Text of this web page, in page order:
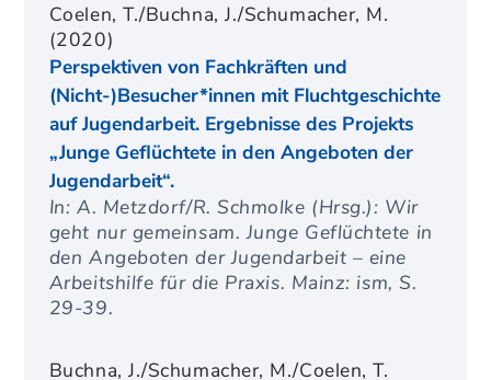
Perspektiven von Fachkräften und
(Nicht-)Besucher*innen mit Fluchtgeschichte
auf Jugendarbeit. Ergebnisse des Projekts
„Junge Geflüchtete in den Angeboten der
Jugendarbeit“.
Coelen, T./Buchna, J./Schumacher, M.
(2020)
In: A. Metzdorf/R. Schmolke (Hrsg.): Wir
geht nur gemeinsam. Junge Geflüchtete in
den Angeboten der Jugendarbeit – eine
Arbeitshilfe für die Praxis. Mainz: ism, S.
29-39.
Buchna, J./Schumacher, M./Coelen, T.